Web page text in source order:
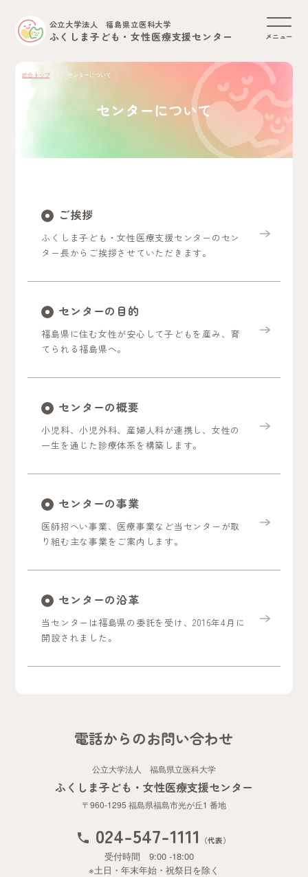
公立大学法人 福島県立医科大学
ふくしま子ども・女性医療支援センター メニュー
総合トップ センターについて
センターについて
ご挨拶
ふくしま子ども・女性医療支援センターのセン
ター長からご挨拶させていただきます。
センターの目的
福島県に住む女性が安心して子どもを産み、育
てられる福島県へ。
センターの概要
小児科、小児外科、産婦人科が連携し、女性の
一生を通じた診療体系を構築します。
センターの事業
医師招へい事業、医療事業など当センターが取
り組む主な事業をご案内します。
センターの沿革
当センターは福島県の委託を受け、2016年4月に
開設されました。
電話からのお問い合わせ
公立大学法人 福島県立医科大学
ふくしま子ども・女性医療支援センター
〒960-1295 福島県福島市光が丘1 番地
024-547-1111 （代表）
受付時間 9:00 -18:00
※土日・年末年始・祝祭日を除く